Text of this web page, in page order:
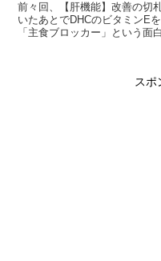
前々回、【肝機能】改善の切
いたあとでDHCのビタミンE
「主食ブロッカー」という面
スポ